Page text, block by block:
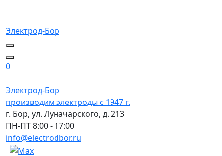
Электрод-Бор
0
Электрод-Бор
производим электроды с 1947 г.
г. Бор, ул. Луначарского, д. 213
ПН-ПТ 8:00 - 17:00
info@electrodbor.ru